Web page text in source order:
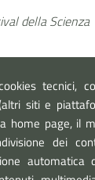
della Scienza
"Io non
tecnici,
siti e
home page, il
dei